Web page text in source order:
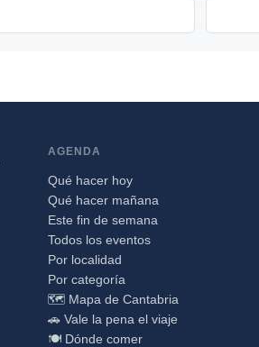
AGENDA
Qué hacer hoy
Qué hacer mañana
Este fin de semana
Todos los eventos
Por localidad
Por categoría
🗺️ Mapa de Cantabria
🚗 Vale la pena el viaje
🍽️ Dónde comer